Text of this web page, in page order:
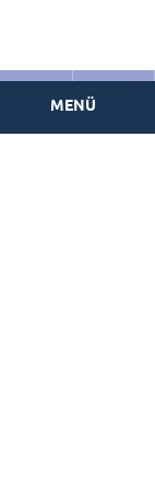
Thieme
MENÜ